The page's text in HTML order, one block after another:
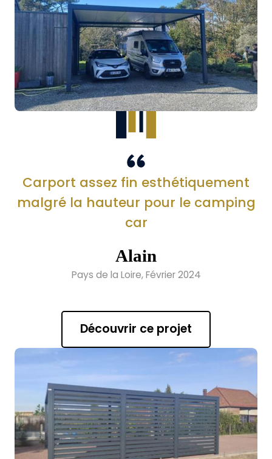
Carport assez fin esthétiquement
malgré la hauteur pour le camping
car
Alain
Pays de la Loire, Février 2024
Découvrir ce projet